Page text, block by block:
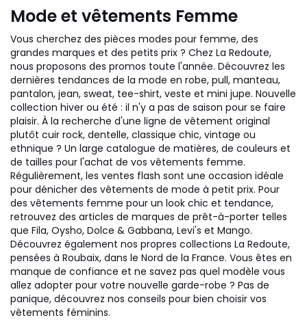
Mode et vêtements Femme
Vous cherchez des pièces modes pour femme, des
grandes marques et des petits prix ? Chez La Redoute,
nous proposons des promos toute l'année. Découvrez les
dernières tendances de la mode en robe, pull, manteau,
pantalon, jean, sweat, tee-shirt, veste et mini jupe. Nouvelle
collection hiver ou été : il n'y a pas de saison pour se faire
plaisir. À la recherche d'une ligne de vêtement original
plutôt cuir rock, dentelle, classique chic, vintage ou
ethnique ? Un large catalogue de matières, de couleurs et
de tailles pour l'achat de vos vêtements femme.
Régulièrement, les ventes flash sont une occasion idéale
pour dénicher des vêtements de mode à petit prix. Pour
des vêtements femme pour un look chic et tendance,
retrouvez des articles de marques de prêt-à-porter telles
que Fila, Oysho, Dolce & Gabbana, Levi's et Mango.
Découvrez également nos propres collections La Redoute,
pensées à Roubaix, dans le Nord de la France. Vous êtes en
manque de confiance et ne savez pas quel modèle vous
allez adopter pour votre nouvelle garde-robe ? Pas de
panique, découvrez nos conseils pour bien choisir vos
vêtements féminins.